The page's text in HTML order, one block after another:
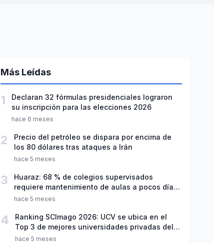
Más Leídas
1
Declaran 32 fórmulas presidenciales lograron
su inscripción para las elecciones 2026
hace 6 meses
2
Precio del petróleo se dispara por encima de
los 80 dólares tras ataques a Irán
hace 5 meses
3
Huaraz: 68 % de colegios supervisados
requiere mantenimiento de aulas a pocos días
de inicio del año escolar 2026
hace 5 meses
4
Ranking SCImago 2026: UCV se ubica en el
Top 3 de mejores universidades privadas del
Perú
hace 5 meses